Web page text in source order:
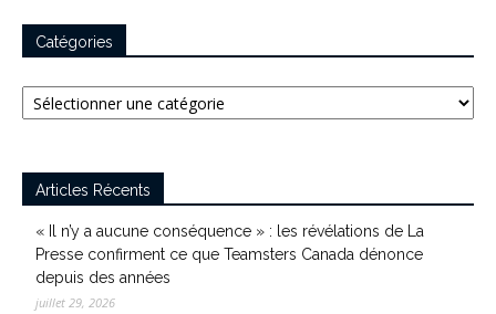
Catégories
Catégories
Articles Récents
« Il n’y a aucune conséquence » : les révélations de La
Presse confirment ce que Teamsters Canada dénonce
depuis des années
juillet 29, 2026